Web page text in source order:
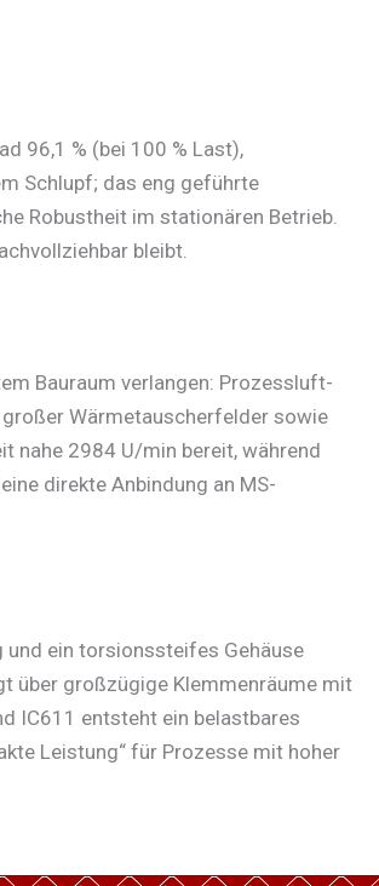
96,1 % (bei 100 % Last),
Schlupf; das eng geführte
Robustheit im stationären Betrieb.
bleibt.
Bauraum verlangen: Prozessluft-
Wärmetauscherfelder sowie
nahe 2984 U/min bereit, während
direkte Anbindung an MS-
ein torsionssteifes Gehäuse
über großzügige Klemmenräume mit
IC611 entsteht ein belastbares
Leistung“ für Prozesse mit hoher